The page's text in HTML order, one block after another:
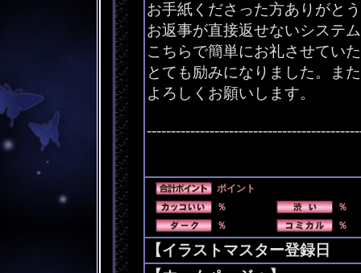
お手紙くださった方ありがと
お返事が直接返せないシステ
こちらで簡単にお礼させてい
とても励みになりました。ま
よろしくお願いします。
ポイント
％
％
％
％
【イラストマスター登録